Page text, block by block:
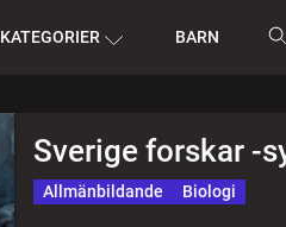
KATEGORIER BARN
Sverige forskar -
Allmänbildande Biologi